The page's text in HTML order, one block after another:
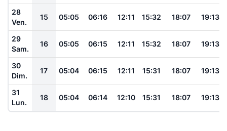
28
Ven.
15 05:05 06:16 12:11 15:32 18:07 19:13
29
Sam.
16 05:05 06:15 12:11 15:32 18:07 19:13
30
Dim.
17 05:04 06:15 12:11 15:31 18:07 19:13
31
Lun.
18 05:04 06:14 12:10 15:31 18:07 19:13